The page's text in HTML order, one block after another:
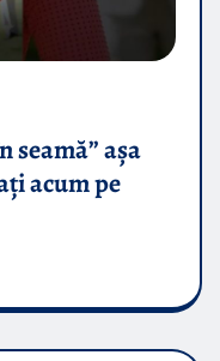
seamă” așa
acum pe